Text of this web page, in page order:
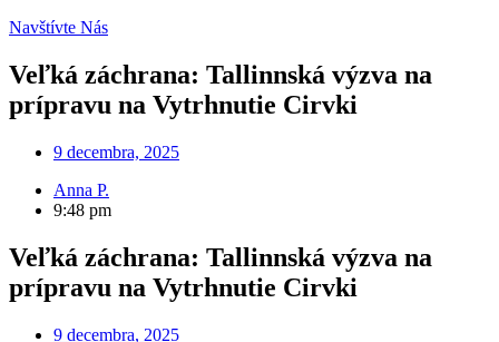
Navštívte Nás
Veľká záchrana: Tallinnská výzva na
prípravu na Vytrhnutie Cirvki
9 decembra, 2025
Anna P.
9:48 pm
Veľká záchrana: Tallinnská výzva na
prípravu na Vytrhnutie Cirvki
9 decembra, 2025